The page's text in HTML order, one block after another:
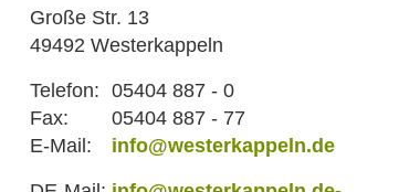
Große Str. 13
49492 Westerkappeln
Telefon: 05404 887 - 0
Fax:
05404 887 - 77
E-Mail:
info@westerkappeln.de